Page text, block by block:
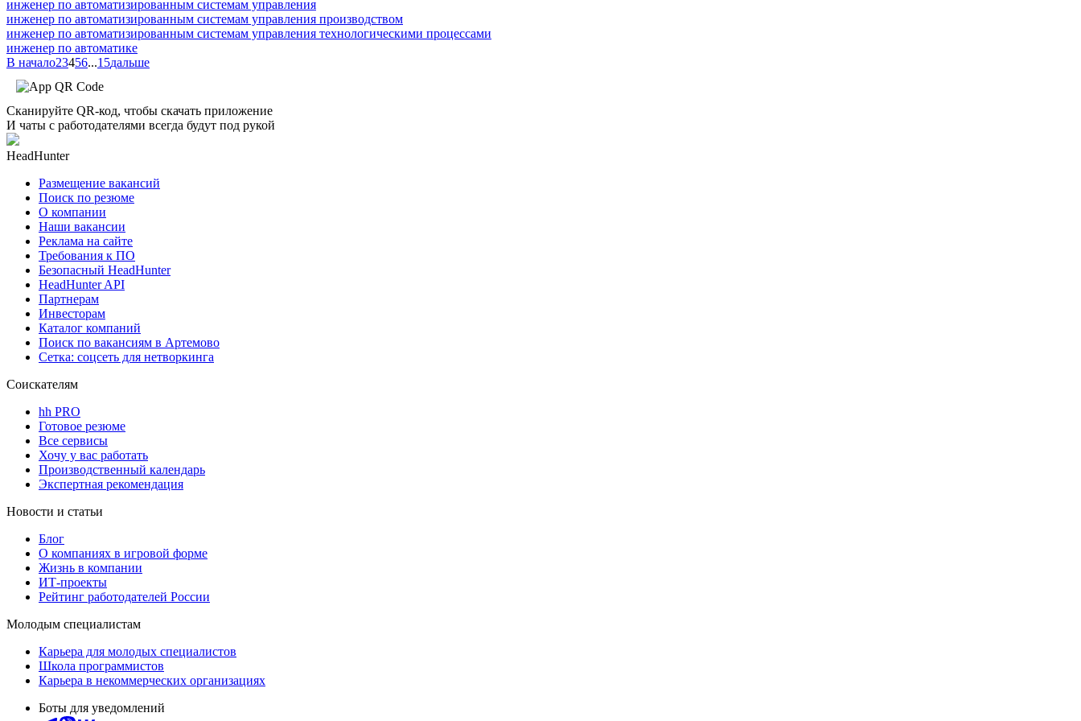
инженер по автоматизированным системам управления
инженер по автоматизированным системам управления производством
инженер по автоматизированным системам управления технологическими процессами
инженер по автоматике
В начало23456...15дальше
Сканируйте QR-код, чтобы скачать приложение
И чаты с работодателями всегда будут под рукой
HeadHunter
Размещение вакансий
Поиск по резюме
О компании
Наши вакансии
Реклама на сайте
Требования к ПО
Безопасный HeadHunter
HeadHunter API
Партнерам
Инвесторам
Каталог компаний
Поиск по вакансиям в Артемово
Сетка: соцсеть для нетворкинга
Соискателям
hh PRO
Готовое резюме
Все сервисы
Хочу у вас работать
Производственный календарь
Экспертная рекомендация
Новости и статьи
Блог
О компаниях в игровой форме
Жизнь в компании
ИТ-проекты
Рейтинг работодателей России
Молодым специалистам
Карьера для молодых специалистов
Школа программистов
Карьера в некоммерческих организациях
Боты для уведомлений